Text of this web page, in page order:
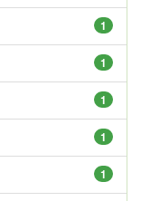
1
1
1
1
1